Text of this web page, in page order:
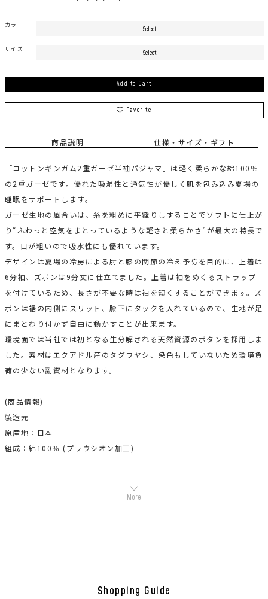
カラー
サイズ
Add to Cart
Favorite
商品説明 仕様・サイズ・ギフト
「コットンギンガム2重ガーゼ半袖パジャマ」は軽く柔らかな綿100％
の2重ガーゼです。優れた吸湿性と通気性が優しく肌を包み込み夏場の
睡眠をサポートします。
ガーゼ生地の風合いは、糸を粗めに平織りしすることでソフトに仕上が
り“ふわっと空気をまとっているような軽さと柔らかさ”が最大の特長で
す。目が粗いので吸水性にも優れています。
デザインは夏場の冷房による肘と膝の関節の冷え予防を目的に、上着は
6分袖、ズボンは9分丈に仕立てました。上着は袖をめくるストラップ
を付けているため、長さが不要な時は袖を短くすることができます。ズ
ボンは裾の内側にスリット、膝下にタックを入れているので、生地が足
にまとわり付かず自由に動かすことが出来ます。
環境面では当社では初となる生分解される天然資源のボタンを採用しま
した。素材はエクアドル産のタグワヤシ、染色もしていないため環境負
荷の少ない副資材となります。
(商品情報)
製造元
原産地：日本
組成：綿100％ (プラウシオン加工)
Shopping Guide